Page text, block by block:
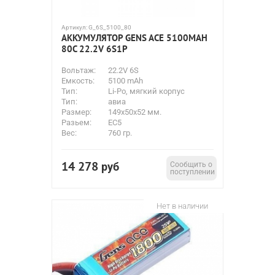
Артикул:G_6S_5100_80
АККУМУЛЯТОР GENS ACE 5100MAH
80C 22.2V 6S1P
Вольтаж:
22.2V 6S
Емкость:
5100 mAh
Тип:
Li-Po, мягкий корпус
Тип:
авиа
Размер:
149x50x52 мм.
Разьем:
EC5
Вес:
760 гр.
14 278 руб
Сообщить о
поступлении
Нет в наличии